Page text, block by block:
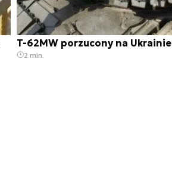
T-62MW porzucony na Ukrainie
2 min.